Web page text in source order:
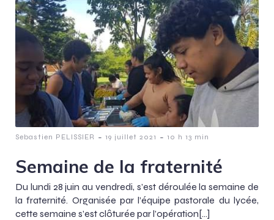
Sebastien PELISSIER - 19 juillet 2021 - 10 h 13 min
Semaine de la fraternité
Du lundi 28 juin au vendredi, s’est déroulée la semaine de
la fraternité. Organisée par l’équipe pastorale du lycée,
cette semaine s’est clôturée par l’opération[…]